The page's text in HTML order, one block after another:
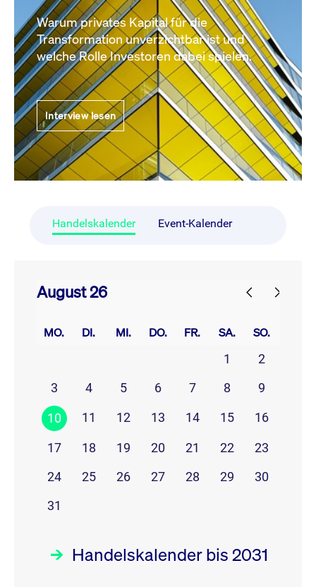
Warum privates Kapital für die
Transformation unverzichtbar ist und
welche Rolle Investoren dabei spielen.
Interview lesen
Handelskalender Event-Kalender
August 26
MO. DI. MI. DO. FR. SA. SO.
1
2
3
4 5 6 7 8 9
10 11 12 13 14 15 16
17 18 19 20 21 22
23
24
25 26 27 28 29
30
31
Handelskalender bis 2031